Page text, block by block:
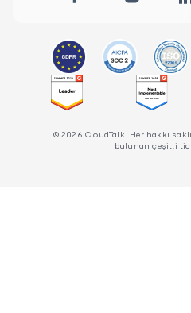
© 2026 CloudTalk. Her hakkı
bulunan çeşitli